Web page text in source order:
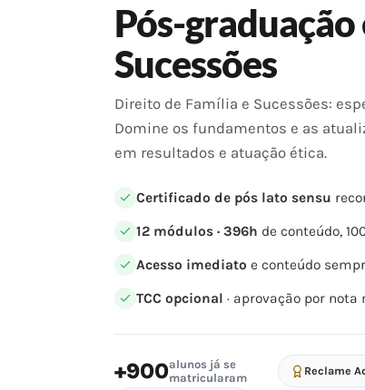
Pós-
Sucessões
Direito de Família e Sucessões:
Domine os fundamentos e as
em resultados e atuação ética.
Certificado de pós lato sensu
12 módulos · 396h de conteúdo,
Acesso imediato e conteúdo
TCC opcional · aprovação por
+900alunos já se
matricularam
Reclame